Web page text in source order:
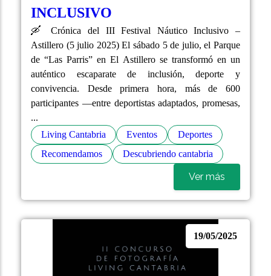
INCLUSIVO
🛶 Crónica del III Festival Náutico Inclusivo –
Astillero (5 julio 2025) El sábado 5 de julio, el Parque
de “Las Parris” en El Astillero se transformó en un
auténtico escaparate de inclusión, deporte y
convivencia. Desde primera hora, más de 600
participantes —entre deportistas adaptados, promesas,
...
Living Cantabria
Eventos
Deportes
Recomendamos
Descubriendo cantabria
Ver más
19/05/2025